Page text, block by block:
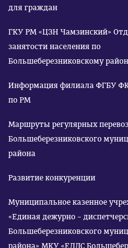
для граждан
ГКУ РМ «ЦЗН Чамзинский»
занятости населения по
Большеберезниковскому
Информация филиала ФГБУ
по РМ
Маршруты регулярных
Большеберезниковского
района
Развитие конкуренции
Муниципальное казенное
«Единая дежурно –
Большеберезниковского
района» МКУ «ЕДДС